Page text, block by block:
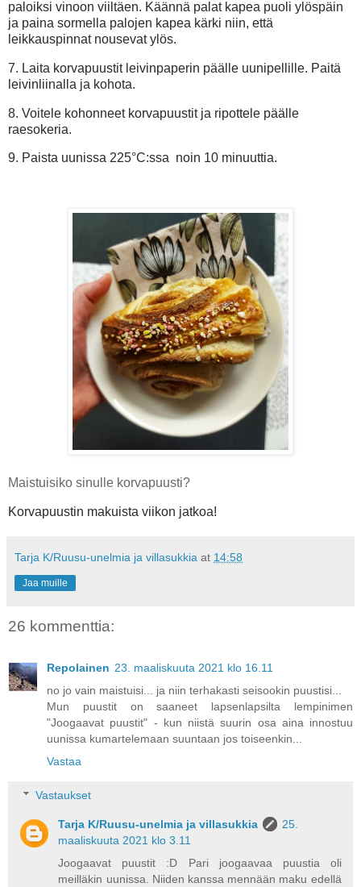
paloiksi vinoon viiltäen. Käännä palat kapea puoli ylöspäin
ja paina sormella palojen kapea kärki niin, että
leikkauspinnat nousevat ylös.
7. Laita korvapuustit leivinpaperin päälle uunipellille. Paitä
leivinliinalla ja kohota.
8. Voitele kohonneet korvapuustit ja ripottele päälle
raesokeria.
9. Paista uunissa 225°C:ssa noin 10 minuuttia.
Maistuisiko sinulle korvapuusti?
Korvapuustin makuista viikon jatkoa!
Tarja K/Ruusu-unelmia ja villasukkia at 14:58
Jaa muille
26 kommenttia:
Repolainen 23. maaliskuuta 2021 klo 16.11
no jo vain maistuisi... ja niin terhakasti seisookin puustisi...
Mun puustit on saaneet lapsenlapsilta lempinimen
"Joogaavat puustit" - kun niistä suurin osa aina innostuu
uunissa kumartelemaan suuntaan jos toiseenkin...
Vastaa
Vastaukset
Tarja K/Ruusu-unelmia ja villasukkia
25.
maaliskuuta 2021 klo 3.11
Joogaavat puustit :D Pari joogaavaa puustia oli
meilläkin uunissa. Niiden kanssa mennään maku edellä